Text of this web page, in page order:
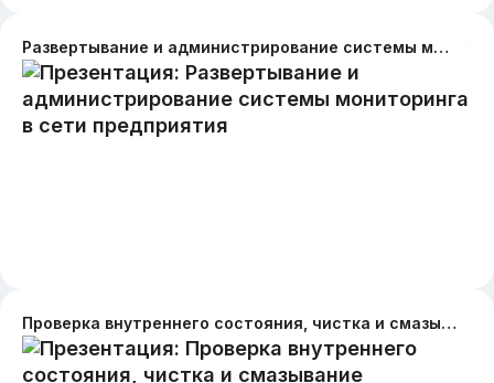
Развертывание и администрирование системы мониторинга в сети предприятия
Проверка внутреннего состояния, чистка и смазывание подвижных узлов электропривода на жд станции